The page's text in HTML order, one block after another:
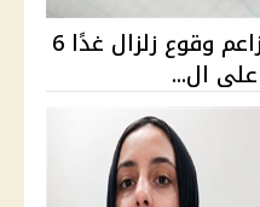
البحوث الفلكية تحسم مزاعم وقوع زلزال غدًا 6
ال...